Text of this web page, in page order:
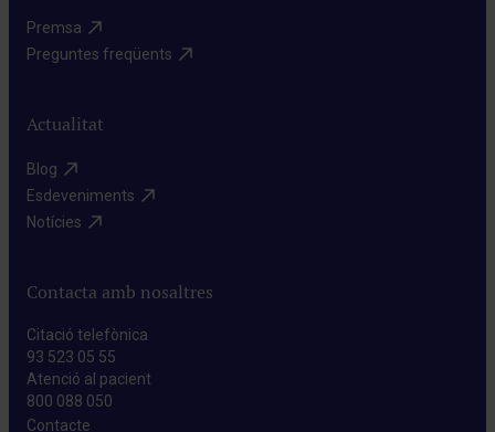
Premsa​
Preguntes freqüents​
Actualitat
Blog​
Esdeveniments​
Notícies​
Contacta amb nosaltres
Citació telefònica
93 523 05 55
Atenció al pacient
800 088 050
Contacte​